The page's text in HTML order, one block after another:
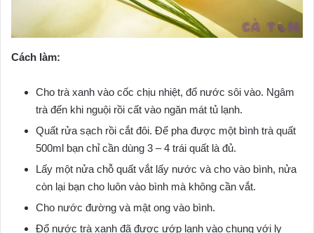
Cách làm:
Cho trà xanh vào cốc chịu nhiệt, đổ nước sôi vào. Ngâm
trà đến khi nguội rồi cất vào ngăn mát tủ lạnh.
Quất rửa sạch rồi cắt đôi. Để pha được một bình trà quất
500ml bạn chỉ cần dùng 3 – 4 trái quất là đủ.
Lấy một nửa chỗ quất vắt lấy nước và cho vào bình, nửa
còn lại bạn cho luôn vào bình mà không cần vắt.
Cho nước đường và mật ong vào bình.
Đổ nước trà xanh đã được ướp lạnh vào chung với ly